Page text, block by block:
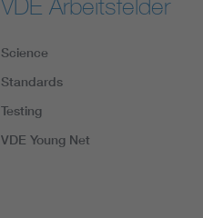
VDE Arbeitsfelder
Science
Standards
Testing
VDE Young Net